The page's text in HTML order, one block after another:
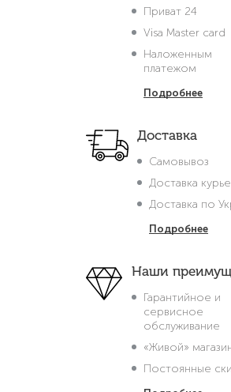
Приват 24
Visa Master card
Наложенным
платежом
Подробнее
Доставка
Самовывоз
Доставка
Доставка по
Подробнее
Наши
Гарантийное и
сервисное
обслуживание
«Живой»
Постоянные